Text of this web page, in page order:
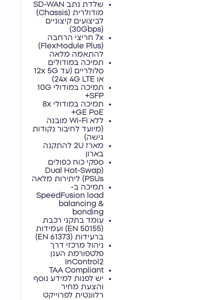
שלדת נתב SD-WAN
מודולרית (Chassis)
לביצועים קיצוניים
(30Gbps)
7x חריצי הרחבה
(FlexModule Plus)
להתאמה מלאה
תמיכה במודולים
סלולריים (עד 12x 5G
או 24x 4G LTE)
תמיכה במודולי 10G
SFP+
תמיכה במודולי 8x
GE PoE+
ללא Wi-Fi מובנה
(מיועד לחיבור נקודות
גישה)
מארז 2U להתקנה
בארון
ספקי כוח כפולים
(Dual Hot-Swap
PSUs) ליתירות מלאה
תמיכה ב-
SpeedFusion load
balancing &
bonding
עומד בתקני רכבת
(EN 50155) ועמידות
ברעידות (EN 61373)
ניהול מרכזי דרך
פלטפורמת הענן
InControl2
TAA Compliant
יש לפנות למידע נוסף
והצעת מחיר
רלוונטית לפרוייקט